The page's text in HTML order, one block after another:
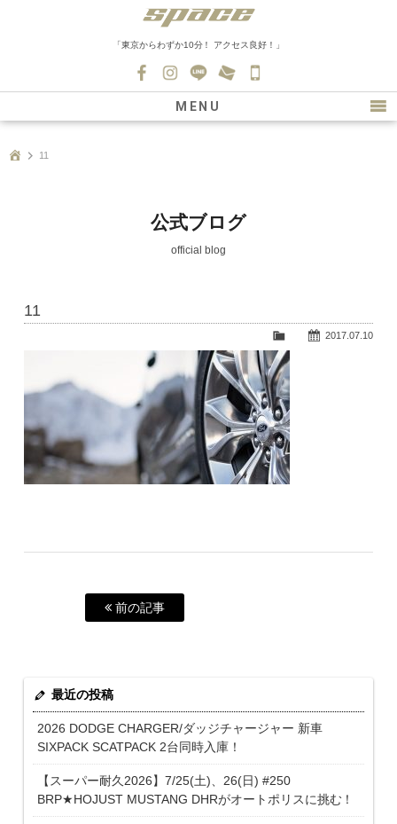
「東京からわずか10分！ アクセス良好！」
0139
MENU
新車情報
在庫車情報
会社紹介
スタッフ募集
11
公式ブログ
official blog
11
2017.07.10
前の記事
最近の投稿
2026 DODGE CHARGER/ダッジチャージャー 新車
SIXPACK SCATPACK 2台同時入庫！
【スーパー耐久2026】7/25(土)、26(日) #250
BRP★HOJUST MUSTANG DHRがオートポリスに挑む！